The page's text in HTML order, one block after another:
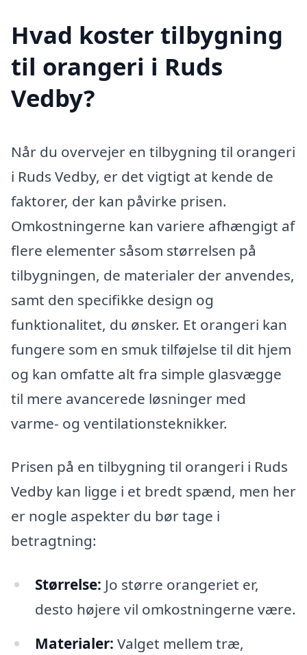
Hvad koster tilbygning
til orangeri i Ruds
Vedby?
Når du overvejer en tilbygning til orangeri
i Ruds Vedby, er det vigtigt at kende de
faktorer, der kan påvirke prisen.
Omkostningerne kan variere afhængigt af
flere elementer såsom størrelsen på
tilbygningen, de materialer der anvendes,
samt den specifikke design og
funktionalitet, du ønsker. Et orangeri kan
fungere som en smuk tilføjelse til dit hjem
og kan omfatte alt fra simple glasvægge
til mere avancerede løsninger med
varme- og ventilationsteknikker.
Prisen på en tilbygning til orangeri i Ruds
Vedby kan ligge i et bredt spænd, men her
er nogle aspekter du bør tage i
betragtning:
Størrelse: Jo større orangeriet er,
desto højere vil omkostningerne være.
Materialer: Valget mellem træ,